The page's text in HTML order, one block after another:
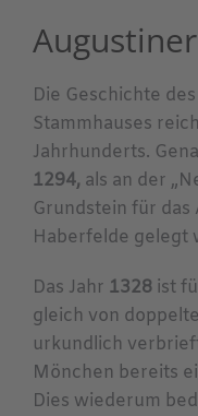
Die Geschichte
Stammhauses
Jahrhunderts.
1294, als an der
Grundstein für
Haberfelde gelegt
Das Jahr 1328 ist
gleich von
urkundlich
Mönchen bereits
Dies wiederum